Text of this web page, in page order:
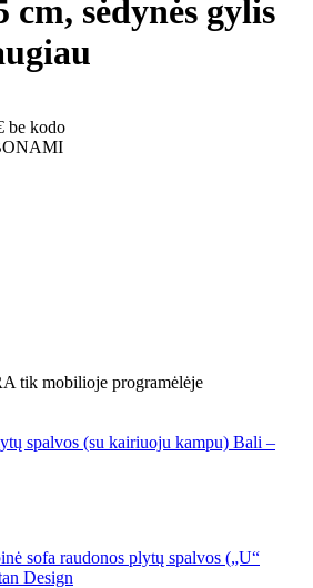
cm, sėdynės gylis
be kodo
tik mobilioje programėlėje
spalvos (su kairiuoju kampu) Bali –
sofa raudonos plytų spalvos („U“
Design